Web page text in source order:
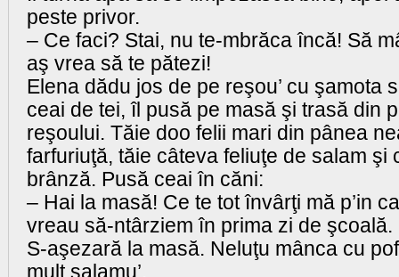
peste privor.
– Ce faci? Stai, nu te-mbrăca încă! Să
aş vrea să te pătezi!
Elena dădu jos de pe reşou’ cu şamota
ceai de tei, îl pusă pe masă şi trasă din
reşoului. Tăie doo felii mari din pânea
farfuriuţă, tăie câteva feliuţe de salam şi
brânză. Pusă ceai în căni:
– Hai la masă! Ce te tot învârţi mă p’in
vreau să-ntârziem în prima zi de şcoală.
S-aşezară la masă. Neluţu mânca cu
mult salamu’.